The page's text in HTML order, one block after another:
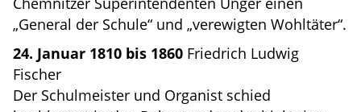
„General der Schule“ und „verewigten Wohltäter“.
24. Januar 1810 bis 1860Friedrich Ludwig
Fischer
Der Schulmeister und Organist schied